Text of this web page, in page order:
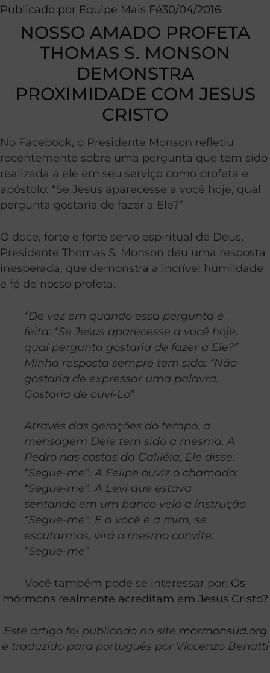
Publicado por Equipe Mais Fé30/04/2016
NOSSO AMADO PROFETA
THOMAS S. MONSON
DEMONSTRA
PROXIMIDADE COM JESUS
CRISTO
No Facebook, o Presidente Monson refletiu
recentemente sobre uma pergunta que tem sido
realizada a ele em seu serviço como profeta e
apóstolo: “Se Jesus aparecesse a você hoje, qual
pergunta gostaria de fazer a Ele?”
O doce, forte e forte servo espiritual de Deus,
Presidente Thomas S. Monson deu uma resposta
inesperada, que demonstra a incrível humildade
e fé de nosso profeta.
“De vez em quando essa pergunta é
feita: “Se Jesus aparecesse a você hoje,
qual pergunta gostaria de fazer a Ele?”
Minha resposta sempre tem sido: “Não
gostaria de expressar uma palavra.
Gostaria de ouvi-Lo”
Através das gerações do tempo, a
mensagem Dele tem sido a mesma. A
Pedro nas costas da Galiléia, Ele disse:
“Segue-me”. A Felipe ouviz o chamado:
“Segue-me”. A Levi que estava
sentando em um banco veio a instrução
“Segue-me”. E a você e a mim, se
escutarmos, virá o mesmo convite:
“Segue-me”
Você também pode se interessar por: Os
mórmons realmente acreditam em Jesus Cristo?
Este artigo foi publicado no site mormonsud.org
e traduzido para português por Viccenzo Benatti